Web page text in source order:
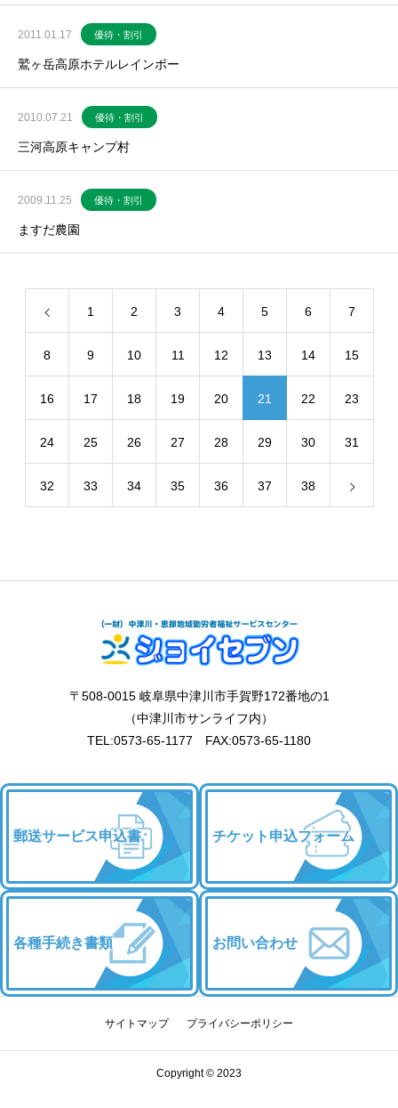
2011.01.17 優待・割引
鷲ヶ岳高原ホテルレインボー
2010.07.21 優待・割引
三河高原キャンプ村
2009.11.25 優待・割引
ますだ農園
1 2 3 4 5 6 7
8 9 10 11 12 13 14 15
16 17 18 19 20 21 22 23
24 25 26 27 28 29 30 31
32 33 34 35 36 37 38
〒508-0015 岐阜県中津川市手賀野172番地の1
（中津川市サンライフ内）
TEL:0573-65-1177 FAX:0573-65-1180
郵送サービス申込書 チケット申込フォーム
各種手続き書類 お問い合わせ
サイトマップ プライバシーポリシー
Copyright © 2023